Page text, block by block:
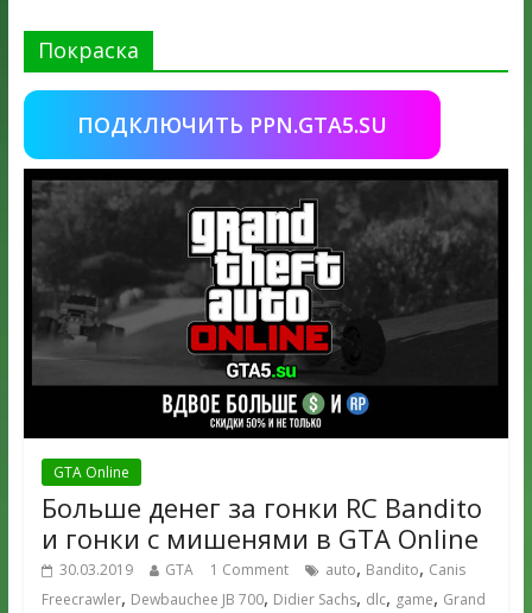
Покраска
ПОДКЛЮЧИТЬ PPN.GTA5.SU
GTA Online
Больше денег за гонки RC Bandito
и гонки с мишенями в GTA Online
30.03.2019 GTA 1 Comment auto, Bandito, Canis
Freecrawler, Dewbauchee JB 700, Didier Sachs, dlc, game, Grand